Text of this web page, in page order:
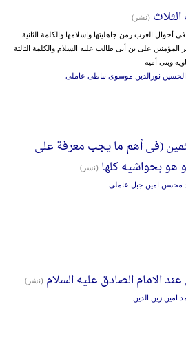
(نشر)
فی أحوال العرب زمن جاهلیتها واسلامها والکلمة الثانیة
المؤمنین علی بن أبی طالب علیه السلام والکلمة الثالثة
وبنی أمیة
نورالدین موسوی نباطی عاملی
(فی أهم ما یجب معرفة علی
هو بحواشیه کلها (نشر)
محسن امین جبل عاملی
عند الامام الصادق علیه السلام (نشر)
امین زین الدین